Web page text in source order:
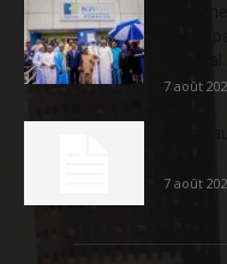
7 août
7 août